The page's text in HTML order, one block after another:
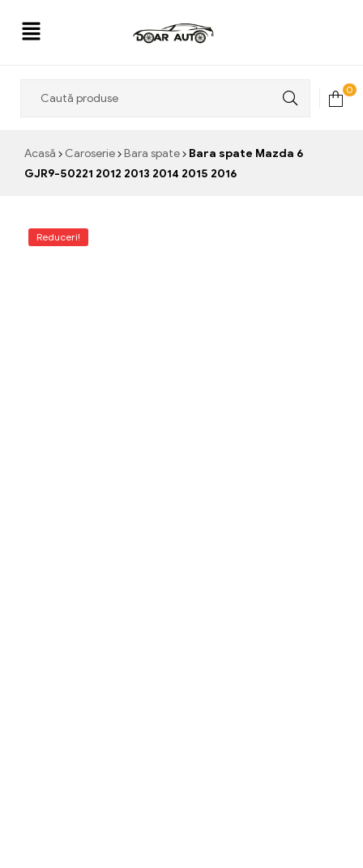
0
Acasă Caroserie Bara spate
Bara spate Mazda 6
GJR9-50221 2012 2013 2014 2015 2016
Reduceri!